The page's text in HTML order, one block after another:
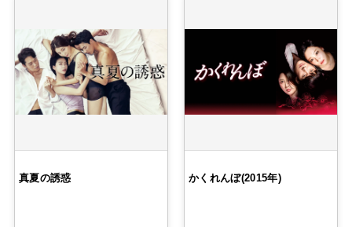
真夏の誘惑 かくれんぼ(2015年)